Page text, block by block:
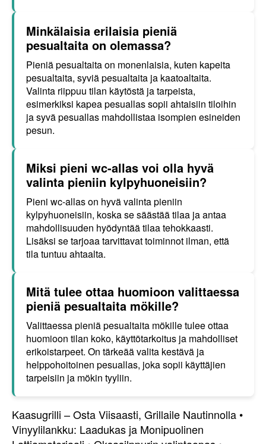
Minkälaisia erilaisia pieniä
pesualtaita on olemassa?
Pieniä pesualtaita on monenlaisia, kuten kapeita
pesualtaita, syviä pesualtaita ja kaatoaltaita.
Valinta riippuu tilan käytöstä ja tarpeista,
esimerkiksi kapea pesuallas sopii ahtaisiin tiloihin
ja syvä pesuallas mahdollistaa isompien esineiden
pesun.
Miksi pieni wc-allas voi olla hyvä
valinta pieniin kylpyhuoneisiin?
Pieni wc-allas on hyvä valinta pieniin
kylpyhuoneisiin, koska se säästää tilaa ja antaa
mahdollisuuden hyödyntää tilaa tehokkaasti.
Lisäksi se tarjoaa tarvittavat toiminnot ilman, että
tila tuntuu ahtaalta.
Mitä tulee ottaa huomioon valittaessa
pieniä pesualtaita mökille?
Valittaessa pieniä pesualtaita mökille tulee ottaa
huomioon tilan koko, käyttötarkoitus ja mahdolliset
erikoistarpeet. On tärkeää valita kestävä ja
helppohoitoinen pesuallas, joka sopii käyttäjien
tarpeisiin ja mökin tyyliin.
Kaasugrilli – Osta Viisaasti, Grillaile Nautinnolla •
Vinyylilankku: Laadukas ja Monipuolinen